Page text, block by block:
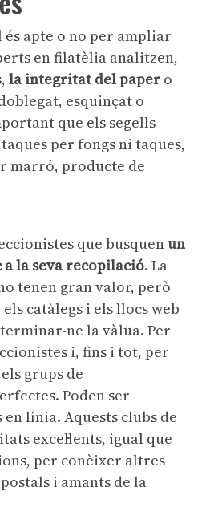
és apte o no per ampliar
en filatèlia analitzen,
la integritat del paper o
esquinçat o
que els segells
per fongs ni taques,
marró, producte de
que busquenun
la seva recopilació. La
tenen gran valor, però
catàlegs i els llocs web
ne la vàlua. Per
i, fins i tot, per
grups de
Poden ser
línia. Aquests clubs de
excel·lents, igual que
per conèixer altres
i amants de la